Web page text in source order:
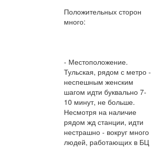
Положительных сторон
много:
- Местоположение.
Тульская, рядом с метро -
неспешным женским
шагом идти буквально 7-
10 минут, не больше.
Несмотря на наличие
рядом жд станции, идти
нестрашно - вокруг много
людей, работающих в БЦ